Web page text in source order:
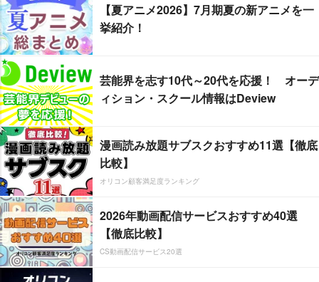
【夏アニメ2026】7月期夏の新アニメを一
挙紹介！
芸能界を志す10代～20代を応援！ オーデ
ィション・スクール情報はDeview
漫画読み放題サブスクおすすめ11選【徹底
比較】
オリコン顧客満足度ランキング
2026年動画配信サービスおすすめ40選
【徹底比較】
CS動画配信サービス20選